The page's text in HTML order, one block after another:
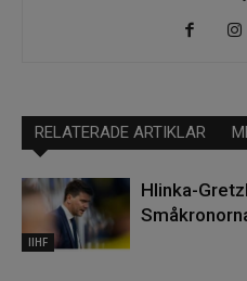
RELATERADE ARTIKLAR
IIHF
Hlinka-